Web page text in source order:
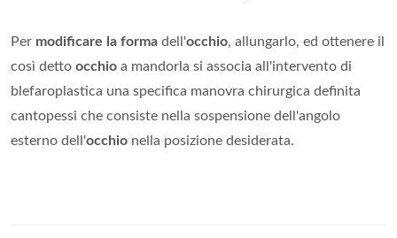
Per modificare la forma dell'occhio, allungarlo, ed ottenere il
così detto occhio a mandorla si associa all'intervento di
blefaroplastica una specifica manovra chirurgica definita
cantopessi che consiste nella sospensione dell'angolo
esterno dell'occhio nella posizione desiderata.